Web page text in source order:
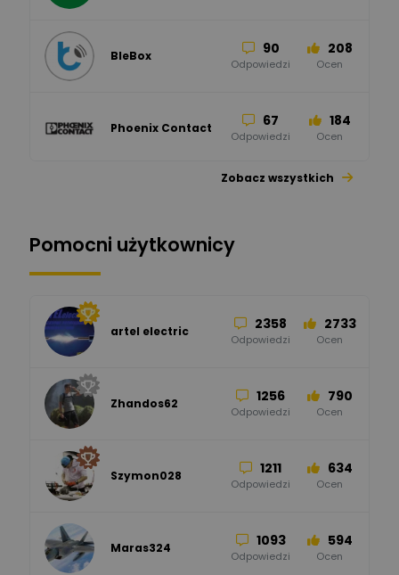
BleBox 90
Odpowiedzi
208
Ocen
Phoenix Contact 67
Odpowiedzi
184
Ocen
ELKO-BIS Systemy
47 67
50 59
52 45
Zobacz wszystkich
Pomocni użytkownicy
artel electric 2358
Odpowiedzi
2733
Ocen
Zhandos62 1256
Odpowiedzi
790
Ocen
Szymon028 1211
Odpowiedzi
634
Ocen
Maras324 1093
Odpowiedzi
594
Ocen